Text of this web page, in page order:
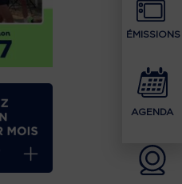
ÉMISSIONS
AGENDA